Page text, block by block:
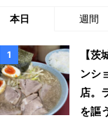
本日 週間
【
ンシ
店。
を謳